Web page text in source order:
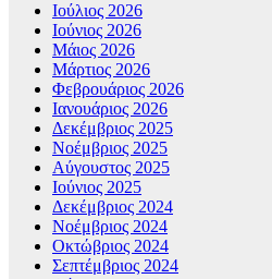
Ιούλιος 2026
Ιούνιος 2026
Μάιος 2026
Μάρτιος 2026
Φεβρουάριος 2026
Ιανουάριος 2026
Δεκέμβριος 2025
Νοέμβριος 2025
Αύγουστος 2025
Ιούνιος 2025
Δεκέμβριος 2024
Νοέμβριος 2024
Οκτώβριος 2024
Σεπτέμβριος 2024